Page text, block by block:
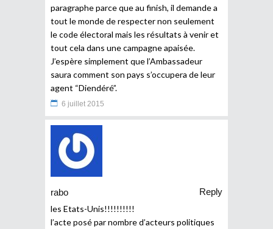
paragraphe parce que au finish, il demande a
tout le monde de respecter non seulement
le code électoral mais les résultats à venir et
tout cela dans une campagne apaisée.
J’espère simplement que l’Ambassadeur
saura comment son pays s’occupera de leur
agent “Diendéré”.
6 juillet 2015
rabo
Reply
les Etats-Unis!!!!!!!!!!
l’acte posé par nombre d’acteurs politiques